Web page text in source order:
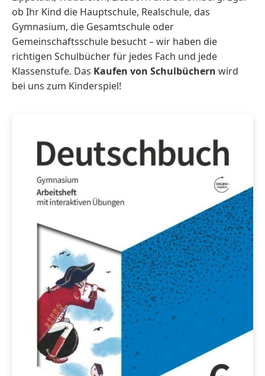
ob Ihr Kind die Hauptschule, Realschule, das
Gymnasium, die Gesamtschule oder
Gemeinschaftsschule besucht – wir haben die
richtigen Schulbücher für jedes Fach und jede
Klassenstufe. Das Kaufen von Schulbüchern wird
bei uns zum Kinderspiel!